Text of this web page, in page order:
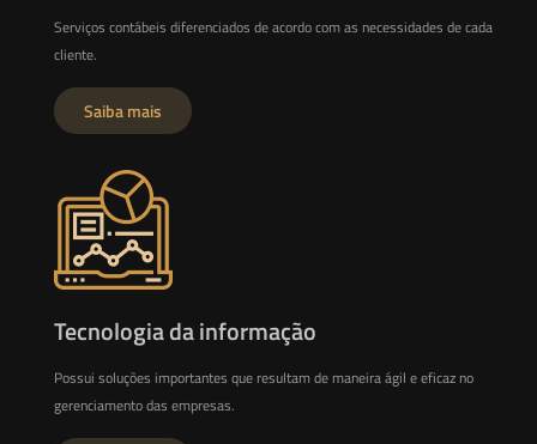
Serviços contábeis diferenciados de acordo com as necessidades de cada
cliente.
Saiba mais
Tecnologia da informação
Possui soluções importantes que resultam de maneira ágil e eficaz no
gerenciamento das empresas.